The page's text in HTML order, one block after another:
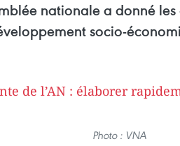
nationale a donné
socio-
Photo : VNA